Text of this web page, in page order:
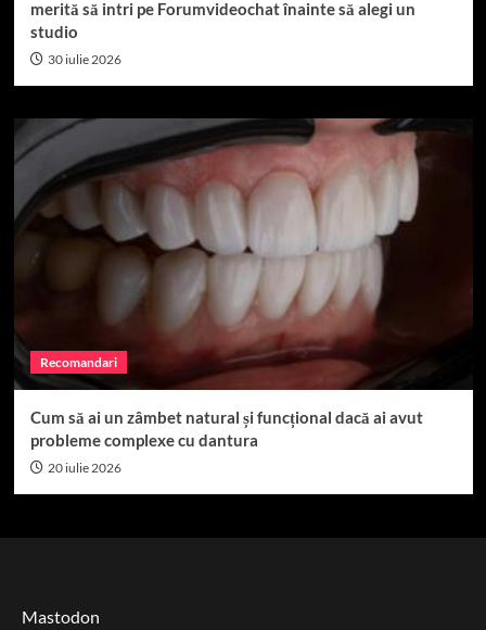
merită să intri pe Forumvideochat înainte să alegi un
studio
30 iulie 2026
Recomandari
Cum să ai un zâmbet natural și funcțional dacă ai avut
probleme complexe cu dantura
20 iulie 2026
Mastodon